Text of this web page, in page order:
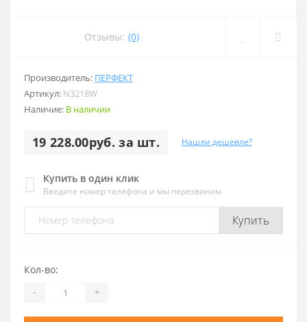
Отзывы: (0)
Производитель: ПЕРФЕКТ
Артикул: N3218W
Наличие: В наличии
19 228.00руб. за шт. Нашли дешевле?
Купить в один клик
Введите номер телефона и мы перезвоним
Купить
Кол-во:
- +